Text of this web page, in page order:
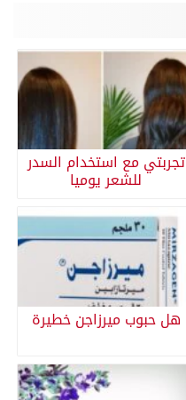
تجربتي مع استخدام السدر
للشعر يوميا
هل حبوب ميرزاجن خطيرة